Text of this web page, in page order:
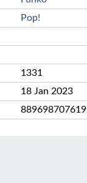
Pop!
1331
18 Jan 2023
889698707619